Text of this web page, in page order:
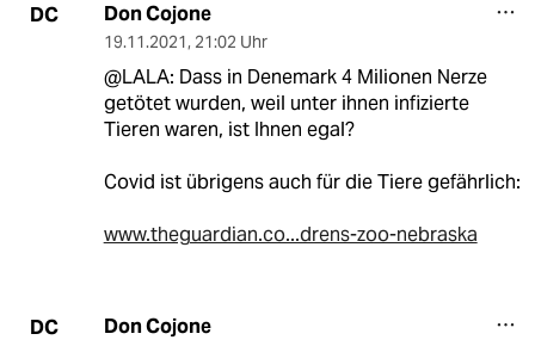
DC Don Cojone
19.11.2021, 21:02 Uhr
@LALA: Dass in Denemark 4 Milionen Nerze
getötet wurden, weil unter ihnen infizierte
Tieren waren, ist Ihnen egal?
Covid ist übrigens auch für die Tiere gefährlich:
www.theguardian.co...drens-zoo-nebraska
DC Don Cojone